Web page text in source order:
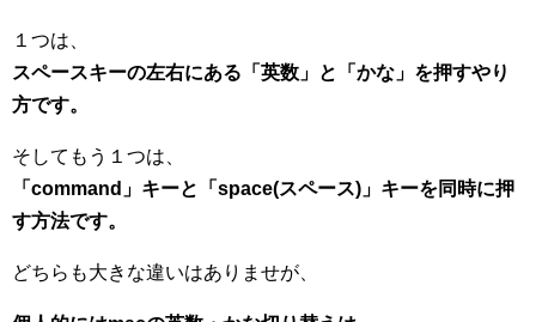
１つは、
スペースキーの左右にある「英数」と「かな」を押すやり
方です。
そしてもう１つは、
「command」キーと「space(スペース)」キーを同時に押
す方法です。
どちらも大きな違いはありませが、